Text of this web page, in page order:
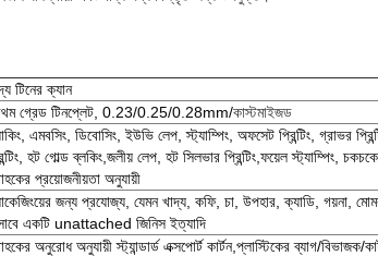
টিনের ক্যান
গ্রেড টিনপ্লেট, 0.23/0.25/0.28mm/কাস্টমাইজড
এমবসিং, ডিবোসিং, ইউভি লেপ, স্ট্যাম্পিং, অফসেট প্রিন্টিং, গ্রাভর
হট গোল্ড ব্লকিং,জলীয় লেপ, হট সিলভার প্রিন্টিং,ফয়েল স্ট্যাম্পিং,
প্রয়োজনীয়তা অনুযায়ী
জন্য প্রযোজ্য, যেমন খাদ্য, কফি, চা, উপহার, ক্যাডি, গয়না,
একটি unattached জিনিস ইত্যাদি
অনুরোধ অনুযায়ী স্ট্যান্ডার্ড এক্সপোর্ট কার্টন,প্লাস্টিকের ব্যাগ/বিভাজক/